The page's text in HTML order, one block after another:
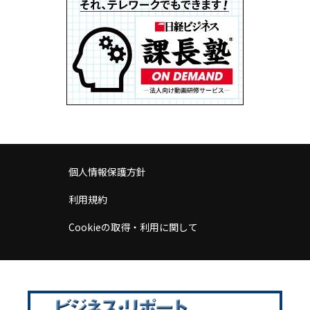
個人情報保護方針
利用規約
Cookieの取得・利用に関して